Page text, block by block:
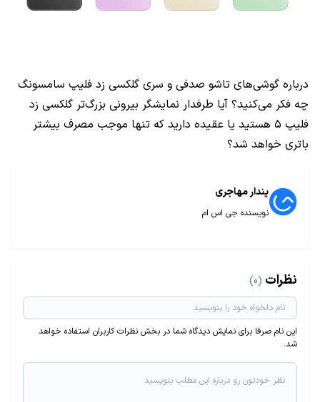
درباره گوشی‌های تاشو صدفی و سری گلکسی زد فلیپ سامسونگ
چه فکر می‌کنید؟ آیا طرفدار نمایشگر بیرونی بزرگ‌تر گلکسی زد
فلیپ ۵ هستید یا عقیده دارید که تنها موجب مصرف بیشتر
باتری خواهد شد؟
پندار مهاجری
نویسنده جی اس ام
نظرات (0)
این نام صرفا برای نمایش دیدگاه شما در بخش نظرات کاربران استفاده خواهد
شد.